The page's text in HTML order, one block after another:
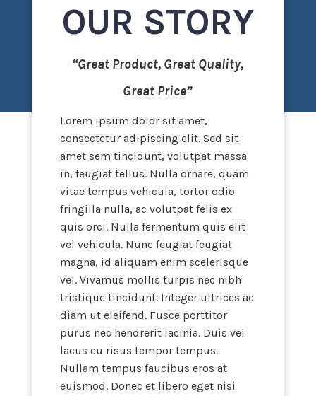
OUR STORY
“Great Product, Great Quality,
Great Price”
Lorem ipsum dolor sit amet,
consectetur adipiscing elit. Sed sit
amet sem tincidunt, volutpat massa
in, feugiat tellus. Nulla ornare, quam
vitae tempus vehicula, tortor odio
fringilla nulla, ac volutpat felis ex
quis orci. Nulla fermentum quis elit
vel vehicula. Nunc feugiat feugiat
magna, id aliquam enim scelerisque
vel. Vivamus mollis turpis nec nibh
tristique tincidunt. Integer ultrices ac
diam ut eleifend. Fusce porttitor
purus nec hendrerit lacinia. Duis vel
lacus eu risus tempor tempus.
Nullam tempus faucibus eros at
euismod. Donec et libero eget nisi